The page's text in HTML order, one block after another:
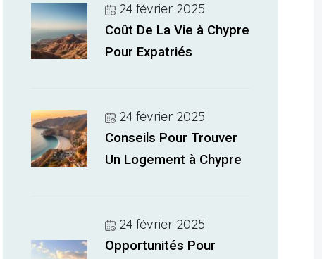
24 février 2025
Coût De La Vie à Chypre
Pour Expatriés
24 février 2025
Conseils Pour Trouver
Un Logement à Chypre
24 février 2025
Opportunités Pour